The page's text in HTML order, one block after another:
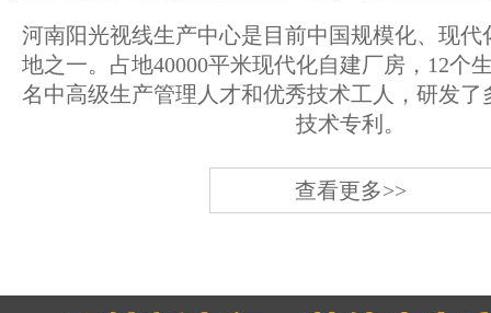
河南阳光视线生产中心是目前中国规模化、现代
地之一。占地40000平米现代化自建厂房，12个
名中高级生产管理人才和优秀技术工人，研发了
技术专利。
查看更多>>